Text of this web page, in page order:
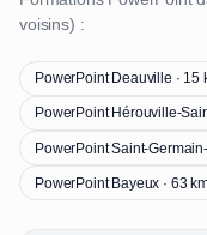
voisins) :
PowerPoint Deauville · 15
PowerPoint Hérouville-
PowerPoint Saint-
PowerPoint Bayeux · 63